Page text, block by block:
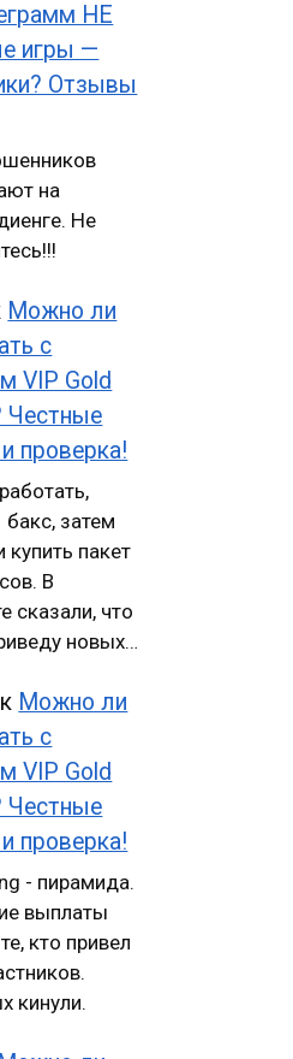
НЕ
игры —
Отзывы
на
Не
Можно ли
с
VIP Gold
Честные
проверка!
бакс, затем
купить пакет
В
сказали, что
новых…
к Можно ли
с
VIP Gold
Честные
проверка!
- пирамида.
выплаты
кто привел
кинули.